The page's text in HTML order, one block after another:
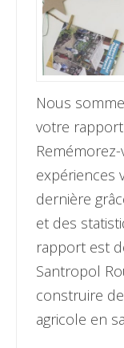
Nous
votre
expériences
dernière
et des
rapport est
Santropol
construire
agricole en